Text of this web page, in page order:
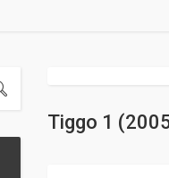
Tiggo 1